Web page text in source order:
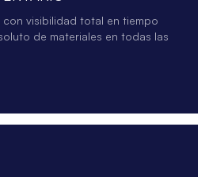
visibilidad total en tiempo
de materiales en todas las